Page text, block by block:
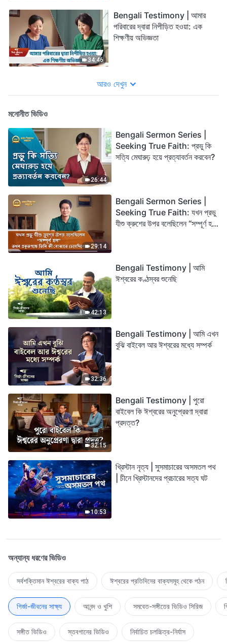
34:46
Bengali Testimony | আমার
পরিবারের দ্বারা নিপীড়িত হওয়া: এক
শিক্ষণীয় অভিজ্ঞতা
আরও দেখুন
মনোনীত ভিডিও
26:44
Bengali Sermon Series |
Seeking True Faith: প্রভু কি
সত্যি মেঘারুঢ় হয়ে প্রত্যাবর্তন করবেন?
29:14
Bengali Sermon Series |
Seeking True Faith: যখন প্রভু
যীশু ক্রুশের উপর বলেছিলেন “সম্পূর্ণ হল”
42:13
Bengali Testimony | আমি
ঈশ্বরের কণ্ঠস্বর শুনেছি
32:36
Bengali Testimony | আমি এখন
বুঝি বাইবেল আর ঈশ্বরের মধ্যে সম্পর্ক
32:15
Bengali Testimony | পুরো
বাইবেল কি ঈশ্বরের অনুপ্রেরণা দ্বারা
প্রদত্ত?
10:53
খ্রিস্টান নৃত্য | সুসমাচারের অসমতল পথ
| চীনে খ্রিস্টানদের প্রচারের সত্য ঘট
অন্যান্য ধরণের ভিডিও
সর্বশক্তিমান ঈশ্বরের বাক্য পাঠ ঈশ্বরের প্রতিদিনের বাক্যসমূহ থেকে পঠন
গির্জা-জীবনের সাক্ষ্য আনন্দ ও খুশি সমবেত-সঙ্গীতের ভিডিও সিরিজ
সঙ্গীত ভিডিও স্তবগানের ভিডিও নির্বাচিত চলচ্চিত্র-নির্যাস